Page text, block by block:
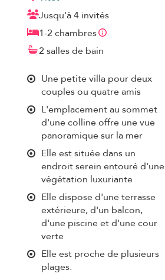
Jusqu'à 4 invités
1-2 chambres
2 salles de bain
Une petite villa pour deux
couples ou quatre amis
L'emplacement au sommet
d'une colline offre une vue
panoramique sur la mer
Elle est située dans un
endroit serein entouré d'une
végétation luxuriante
Elle dispose d'une terrasse
extérieure, d'un balcon,
d'une piscine et d'une cour
verte
Elle est proche de plusieurs
plages.